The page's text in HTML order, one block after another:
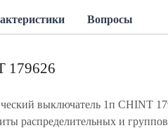
Вопросы
179626
выключатель 1п CHINT
распределительных и